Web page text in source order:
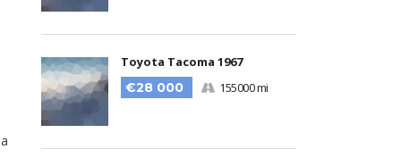
Toyota Tacoma 1967
€28 000
155000 mi